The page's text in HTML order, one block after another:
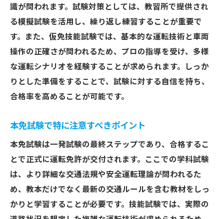
識が問われます。試験対策としては、教習所で提供され
る模擬試験を活用し、繰り返し練習することが重要で
す。また、仮免技能試験では、基本的な運転技術と車両
操作の正確さが問われるため、プロの指導を受け、多様
な運転シナリオを経験することが求められます。しっか
りとした準備をすることで、試験に対する自信を持ち、
合格率を高めることが可能です。
本免試験で特に注意すべきポイント
本免試験は一発試験の最終ステップであり、合格するこ
とで正式に運転免許が交付されます。ここでの学科試験
は、より詳細な交通法規や安全運転理論が問われるた
め、教本だけでなく最新の交通ルールを含む教材をしっ
かりと学習することが必要です。技能試験では、実際の